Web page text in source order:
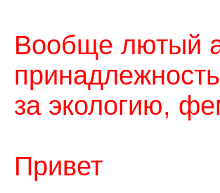
Вообще лютый
за экологию,
Привет